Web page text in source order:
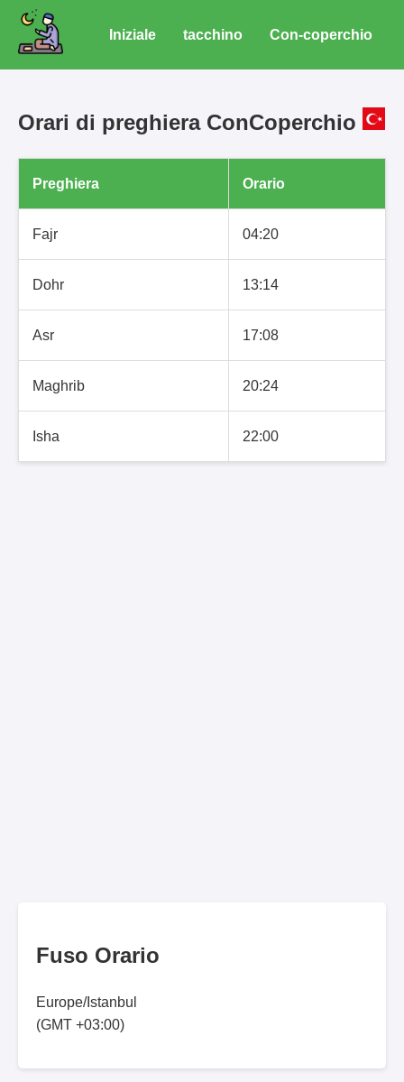
Iniziale tacchino Con-coperchio
Orari di preghiera ConCoperchio
Preghiera Orario
Fajr 04:20
Dohr 13:14
Asr 17:08
Maghrib 20:24
Isha 22:00
Fuso Orario
Europe/Istanbul
(GMT +03:00)